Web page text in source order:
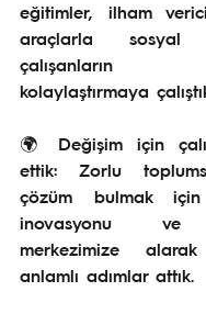
eğitimler, ilham
araçlarla
çalışanların
kolaylaştırmaya
🌍 Değişim için
ettik: Zorlu
çözüm bulmak için
inovasyonu ve
merkezimize
anlamlı adımlar attık.